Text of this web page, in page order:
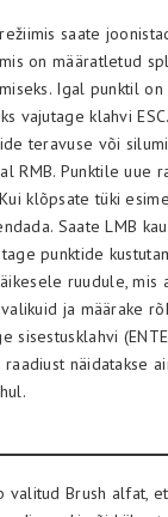
saate
on määratletud
Igal punktil on
vajutage klahvi
teravuse või
RMB. Punktile uue
klõpsate tüki
Saate LMB
punktide
ruudule, mis
ja määrake
sisestusklahvi
näidatakse
valitud Brush alfat,